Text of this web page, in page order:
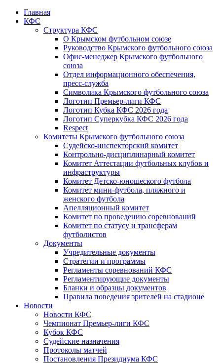
Главная
КФС
Структура КФС
О Крымском футбольном союзе
Руководство Крымского футбольного союза
Офис-менеджер Крымского футбольного
союза
Отдел информационного обеспечения,
пресс-служба
Символика Крымского футбольного союза
Логотип Премьер-лиги КФС
Логотип Кубка КФС 2026 года
Логотип Суперкубка КФС 2026 года
Respect
Комитеты Крымского футбольного союза
Судейско-инспекторский комитет
Контрольно-дисциплинарный комитет
Комитет Аттестации футбольных клубов и
инфраструктуры
Комитет Детско-юношеского футбола
Комитет мини-футбола, пляжного и
женского футбола
Апелляционный комитет
Комитет по проведению соревнований
Комитет по статусу и трансферам
футболистов
Документы
Учредительные документы
Стратегии и программы
Регламенты соревнований КФС
Регламентирующие документы
Бланки и образцы документов
Правила поведения зрителей на стадионе
Новости
Новости КФС
Чемпионат Премьер-лиги КФС
Кубок КФС
Судейские назначения
Протоколы матчей
Постановления Президиума КФС